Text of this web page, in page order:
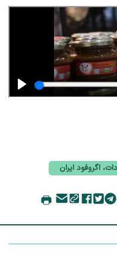
اگروفود ایران